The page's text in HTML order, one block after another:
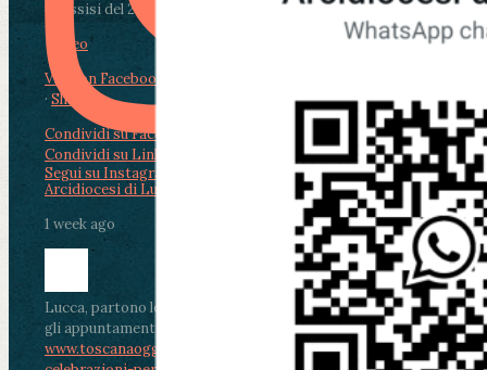
di Assisi del 2 Ag...
Video
View on Facebook
· Share
Condividi su Facebook
Condividi su LinkedIn
Condividi via email
Arcidiocesi di Lucca
1 week ago
Lucca, partono le celebrazioni per don Aldo Mei:
gli appuntamenti dal 2 al 4 agosto
www.toscanaoggi.it/lucca-partono-le-
Segui su Instagram